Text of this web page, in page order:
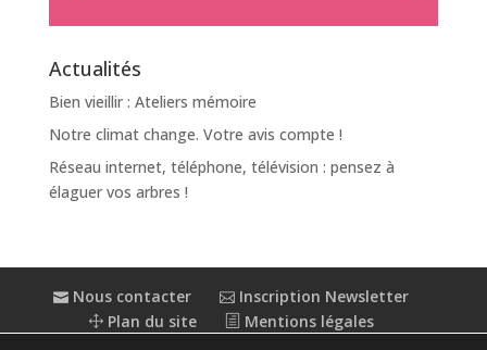
Actualités
Bien vieillir : Ateliers mémoire
Notre climat change. Votre avis compte !
Réseau internet, téléphone, télévision : pensez à
élaguer vos arbres !
Nous contacter
Inscription Newsletter
Plan du site
Mentions légales